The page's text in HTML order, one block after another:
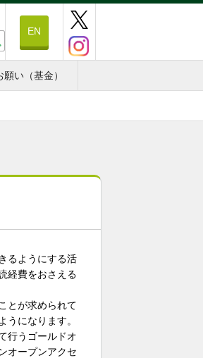
EN
い（基金）
るようにする活
経費をおさえる
とが求められて
になります。
行うゴールドオ
オープンアクセ